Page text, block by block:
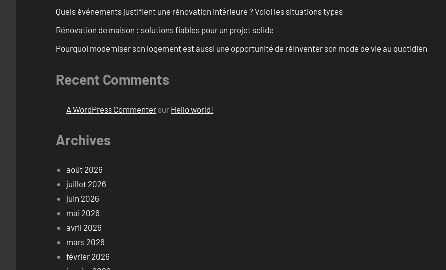
Quels événements justifient une rénovation intérieure ? Voici les situations types
Rénovation de maison : solutions fiables pour un projet solide
Pourquoi moderniser son logement est aussi une opportunité de réinventer son mode de vie au quotidien
Recent Comments
A WordPress Commenter sur Hello world!
Archives
août 2026
juillet 2026
juin 2026
mai 2026
avril 2026
mars 2026
février 2026